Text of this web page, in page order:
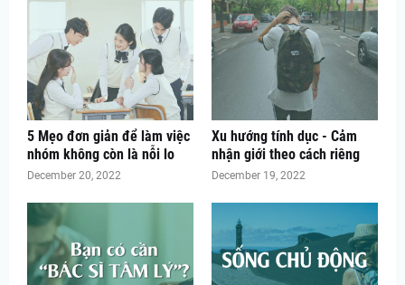
5 Mẹo đơn giản để làm việc
nhóm không còn là nỗi lo
December 20, 2022
Xu hướng tính dục - Cảm
nhận giới theo cách riêng
December 19, 2022